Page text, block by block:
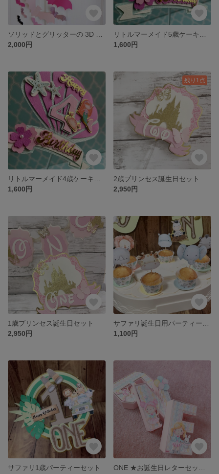
2,000円
1,600円
1,600円
残り1点
2歳プリンセス誕生日セット
2,950円
1歳プリンセス誕生日セット
2,950円
1,100円
サファリ1歳パーティーセット